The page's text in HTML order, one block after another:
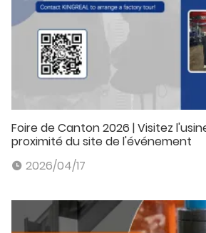
Foire de Canton 2026 | Visitez l'usine
proximité du site de l'événement
2026/04/17